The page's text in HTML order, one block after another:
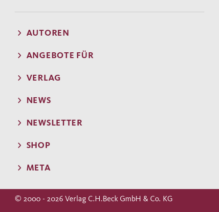
AUTOREN
ANGEBOTE FÜR
VERLAG
NEWS
NEWSLETTER
SHOP
META
© 2000 - 2026 Verlag C.H.Beck GmbH & Co. KG